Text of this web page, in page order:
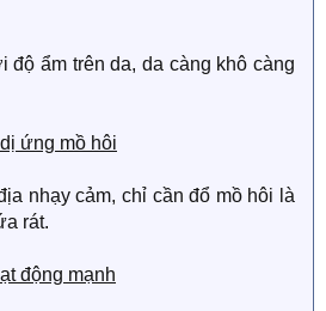
độ ẩm trên da, da càng khô càng
ứng mồ hôi
nhạy cảm, chỉ cần đổ mồ hôi là
rát.
động mạnh